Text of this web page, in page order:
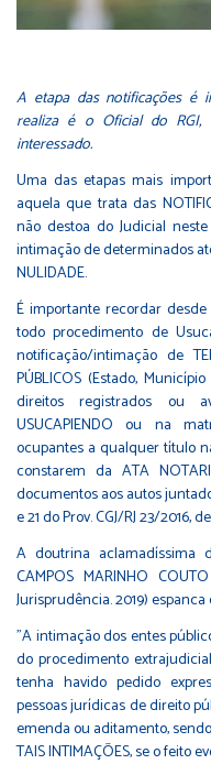
A etapa das notificações é
realiza é o Oficial do RGI,
interessado.
Uma das etapas mais
aquela que trata das
não destoa do Judicial
intimação de determinados
NULIDADE.
É importante recordar
todo procedimento de
notificação/intimação de
PÚBLICOS (Estado,
direitos registrados ou
USUCAPIENDO ou na
ocupantes a qualquer título
constarem da ATA
documentos aos autos
e 21 do Prov. CGJ/RJ 23/2016,
A doutrina aclamadíssima
CAMPOS MARINHO
Jurisprudência. 2019)
"A intimação dos entes
do procedimento
tenha havido pedido
pessoas jurídicas de direito
emenda ou aditamento, sendo
TAIS INTIMAÇÕES, se o feito